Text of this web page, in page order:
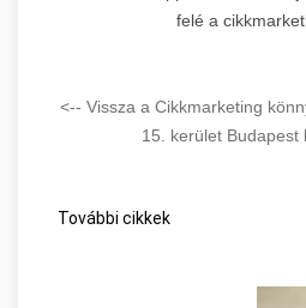
felé a
<-- Vissza a Cikkmarketing
15. kerület Budapest
További cikkek